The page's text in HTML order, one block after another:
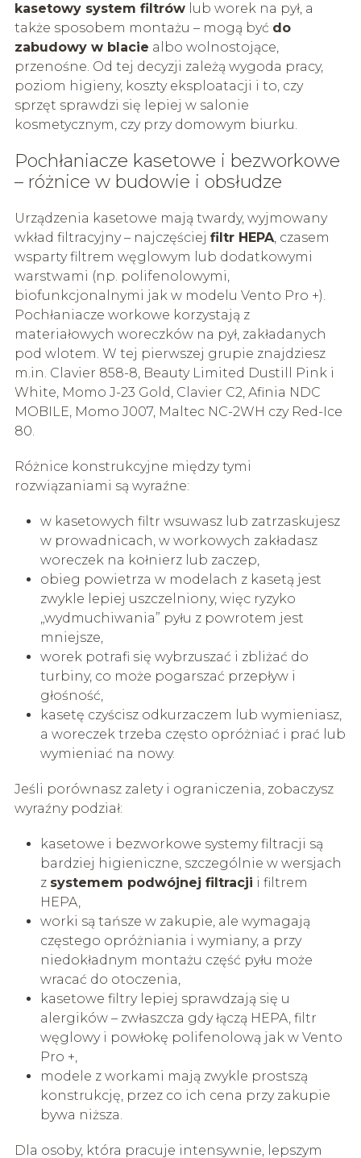
kasetowy system filtrówlub worek na pył, a
także sposobem montażu – mogą być do
zabudowy w blacie albo wolnostojące,
przenośne. Od tej decyzji zależą wygoda pracy,
poziom higieny, koszty eksploatacji i to, czy
sprzęt sprawdzi się lepiej w salonie
kosmetycznym, czy przy domowym biurku.
Pochłaniacze kasetowe i bezworkowe
– różnice w budowie i obsłudze
Urządzenia kasetowe mają twardy, wyjmowany
wkład filtracyjny – najczęściej filtr HEPA, czasem
wsparty filtrem węglowym lub dodatkowymi
warstwami (np. polifenolowymi,
biofunkcjonalnymi jak w modelu Vento Pro +).
Pochłaniacze workowe korzystają z
materiałowych woreczków na pył, zakładanych
pod wlotem. W tej pierwszej grupie znajdziesz
m.in. Clavier 858-8, Beauty Limited Dustill Pink i
White, Momo J-23 Gold, Clavier C2, Afinia NDC
MOBILE, Momo J007, Maltec NC-2WH czy Red-Ice
80.
Różnice konstrukcyjne między tymi
rozwiązaniami są wyraźne:
w kasetowych filtr wsuwasz lub zatrzaskujesz
w prowadnicach, w workowych zakładasz
woreczek na kołnierz lub zaczep,
obieg powietrza w modelach z kasetą jest
zwykle lepiej uszczelniony, więc ryzyko
„wydmuchiwania” pyłu z powrotem jest
mniejsze,
worek potrafi się wybrzuszać i zbliżać do
turbiny, co może pogarszać przepływ i
głośność,
kasetę czyścisz odkurzaczem lub wymieniasz,
a woreczek trzeba często opróżniać i prać lub
wymieniać na nowy.
Jeśli porównasz zalety i ograniczenia, zobaczysz
wyraźny podział:
kasetowe i bezworkowe systemy filtracji są
bardziej higieniczne, szczególnie w wersjach
z systemem podwójnej filtracji i filtrem
HEPA,
worki są tańsze w zakupie, ale wymagają
częstego opróżniania i wymiany, a przy
niedokładnym montażu część pyłu może
wracać do otoczenia,
kasetowe filtry lepiej sprawdzają się u
alergików – zwłaszcza gdy łączą HEPA, filtr
węglowy i powłokę polifenolową jak w Vento
Pro +,
modele z workami mają zwykle prostszą
konstrukcję, przez co ich cena przy zakupie
bywa niższa.
Dla osoby, która pracuje intensywnie, lepszym